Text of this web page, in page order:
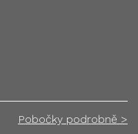
Pobočky podrobně >